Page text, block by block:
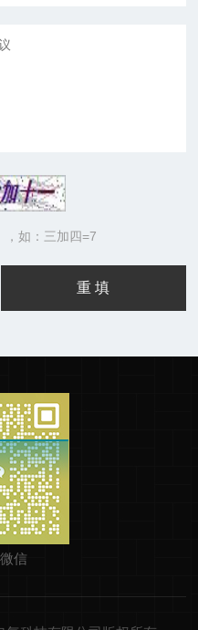
，如：三加四=7
信